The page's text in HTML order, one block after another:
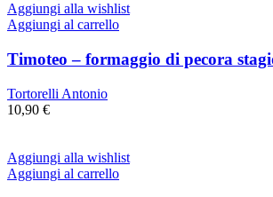
Aggiungi alla wishlist
Aggiungi al carrello
Timoteo – formaggio di pecora
Tortorelli Antonio
10,90 €
Aggiungi alla wishlist
Aggiungi al carrello